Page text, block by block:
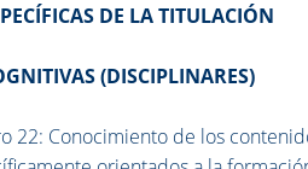
DE LA TITULACIÓN
(DISCIPLINARES)
22: Conocimiento de los